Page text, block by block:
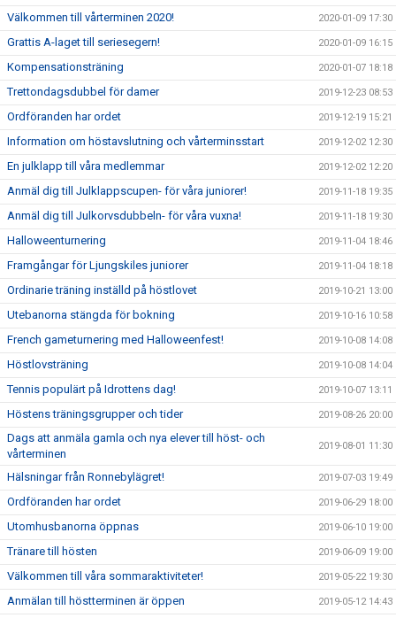
Välkommen till vårterminen 2020! 2020-01-09 17:30
Grattis A-laget till seriesegern! 2020-01-09 16:15
Kompensationsträning 2020-01-07 18:18
Trettondagsdubbel för damer 2019-12-23 08:53
Ordföranden har ordet 2019-12-19 15:21
Information om höstavslutning och vårterminsstart 2019-12-02 12:30
En julklapp till våra medlemmar 2019-12-02 12:20
Anmäl dig till Julklappscupen- för våra juniorer! 2019-11-18 19:35
Anmäl dig till Julkorvsdubbeln- för våra vuxna! 2019-11-18 19:30
Halloweenturnering 2019-11-04 18:46
Framgångar för Ljungskiles juniorer 2019-11-04 18:18
Ordinarie träning inställd på höstlovet 2019-10-21 13:00
Utebanorna stängda för bokning 2019-10-16 10:58
French gameturnering med Halloweenfest! 2019-10-08 14:08
Höstlovsträning 2019-10-08 14:04
Tennis populärt på Idrottens dag! 2019-10-07 13:11
Höstens träningsgrupper och tider 2019-08-26 20:00
Dags att anmäla gamla och nya elever till höst- och
vårterminen
2019-08-01 11:30
Hälsningar från Ronnebylägret! 2019-07-03 19:49
Ordföranden har ordet 2019-06-29 18:00
Utomhusbanorna öppnas 2019-06-10 19:00
Tränare till hösten 2019-06-09 19:00
Välkommen till våra sommaraktiviteter! 2019-05-22 19:30
Anmälan till höstterminen är öppen 2019-05-12 14:43